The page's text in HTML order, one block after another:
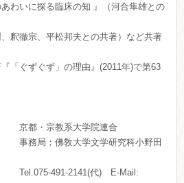
わいに探る臨床の知 』（河合隼雄との
釈徹宗、平松邦夫との共著）など共著
「ぐずぐず」の理由』(2011年)で第63
大学院連合
学文学研究科小野田
代) E-Mail: